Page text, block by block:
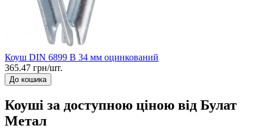
Коуш DIN 6899 B 34 мм оцинкований
365.47 грн/шт.
До кошика
Коуші за доступною ціною від Булат
Метал